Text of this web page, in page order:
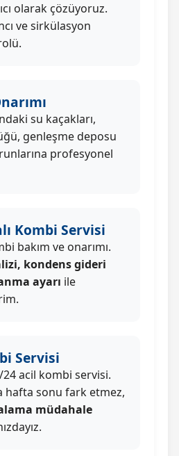
olarak çözüyoruz.
ve sirkülasyon
su kaçakları,
genleşme deposu
profesyonel
Kombi Servisi
bakım ve onarımı.
kondens gideri
ayarı ile
Servisi
24 acil kombi servisi.
hafta sonu fark etmez,
müdahale